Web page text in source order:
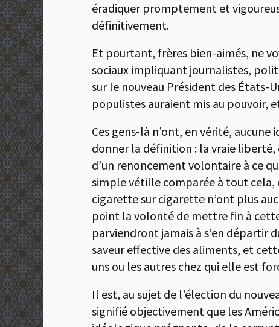
éradiquer promptement et
définitivement.
Et pourtant, frères bien-aimés, ne
sociaux impliquant journalistes,
sur le nouveau Président des États-
populistes auraient mis au pouvoir,
Ces gens-là n’ont, en vérité, aucune
donner la définition : la vraie liberté,
d’un renoncement volontaire à ce
simple vétille comparée à tout cela,
cigarette sur cigarette n’ont plus
point la volonté de mettre fin à
parviendront jamais à s’en départir
saveur effective des aliments, et
uns ou les autres chez qui elle est
Il est, au sujet de l’élection du
signifié objectivement que les